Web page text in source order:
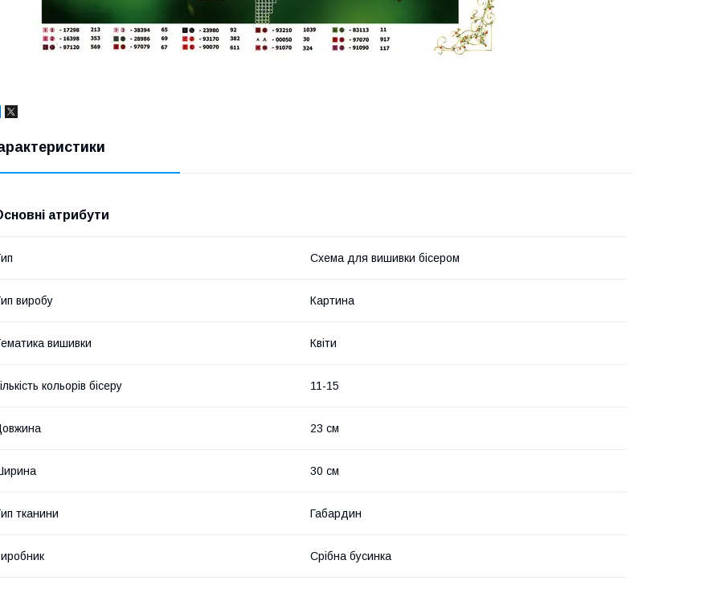
атрибути
Схема для вишивки бісером
виробу Картина
вишивки Квіти
кольорів бісеру 11-15
23 см
30 см
тканини Габардин
Срібна бусинка